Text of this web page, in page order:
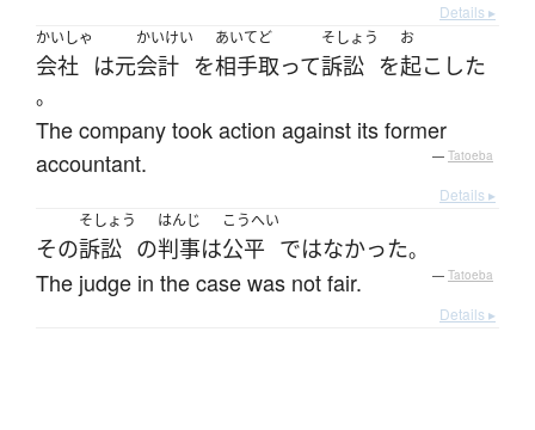
Details ▸
かいしゃ
会社 は元
かいけい
会計 を
あいてど
相手取って
そしょう
訴訟 を
お
起こした
。
The company took action against its former
accountant.
— Tatoeba
Details ▸
その
そしょう
訴訟 の
はんじ
判事は
こうへい
公平 ではなかった。
The judge in the case was not fair. — Tatoeba
Details ▸